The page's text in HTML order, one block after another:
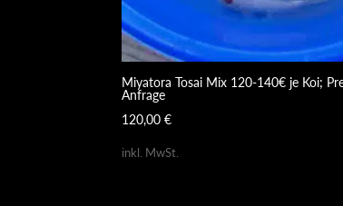
Miyatora Tosai Mix 120-140€ je Koi;
Anfrage
120,00€
inkl. MwSt.